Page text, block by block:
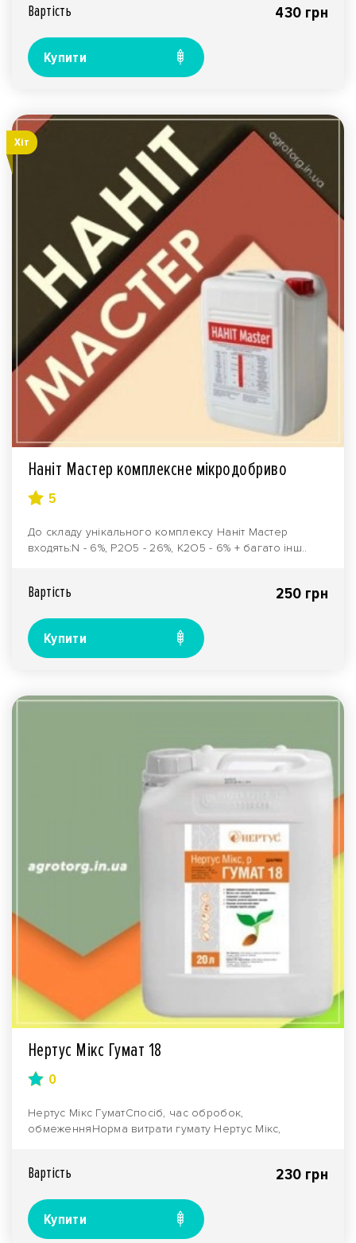
Вартiсть 430 грн
Купити
Хiт
Наніт Мастер комплексне мікродобриво
5
До складу унікального комплексу Наніт Мастер
входять:N - 6%, P2O5 - 26%, K2O5 - 6% + багато інш..
Вартiсть 250 грн
Купити
Нертус Мікс Гумат 18
0
Нертус Мікс ГуматСпосіб, час обробок,
обмеженняНорма витрати гумату Нертус Мікс,
Вартiсть 230 грн
Купити